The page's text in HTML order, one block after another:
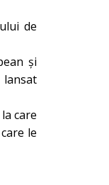
de
și
lansat
care
le